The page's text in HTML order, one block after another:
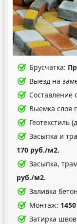
Брусчатка:
Выезд на
Составление
Выемка слоя
Геотекстиль
Засыпка и
170 руб./м2.
Засыпка,
руб./м2.
Заливка
Монтаж:
Затирка